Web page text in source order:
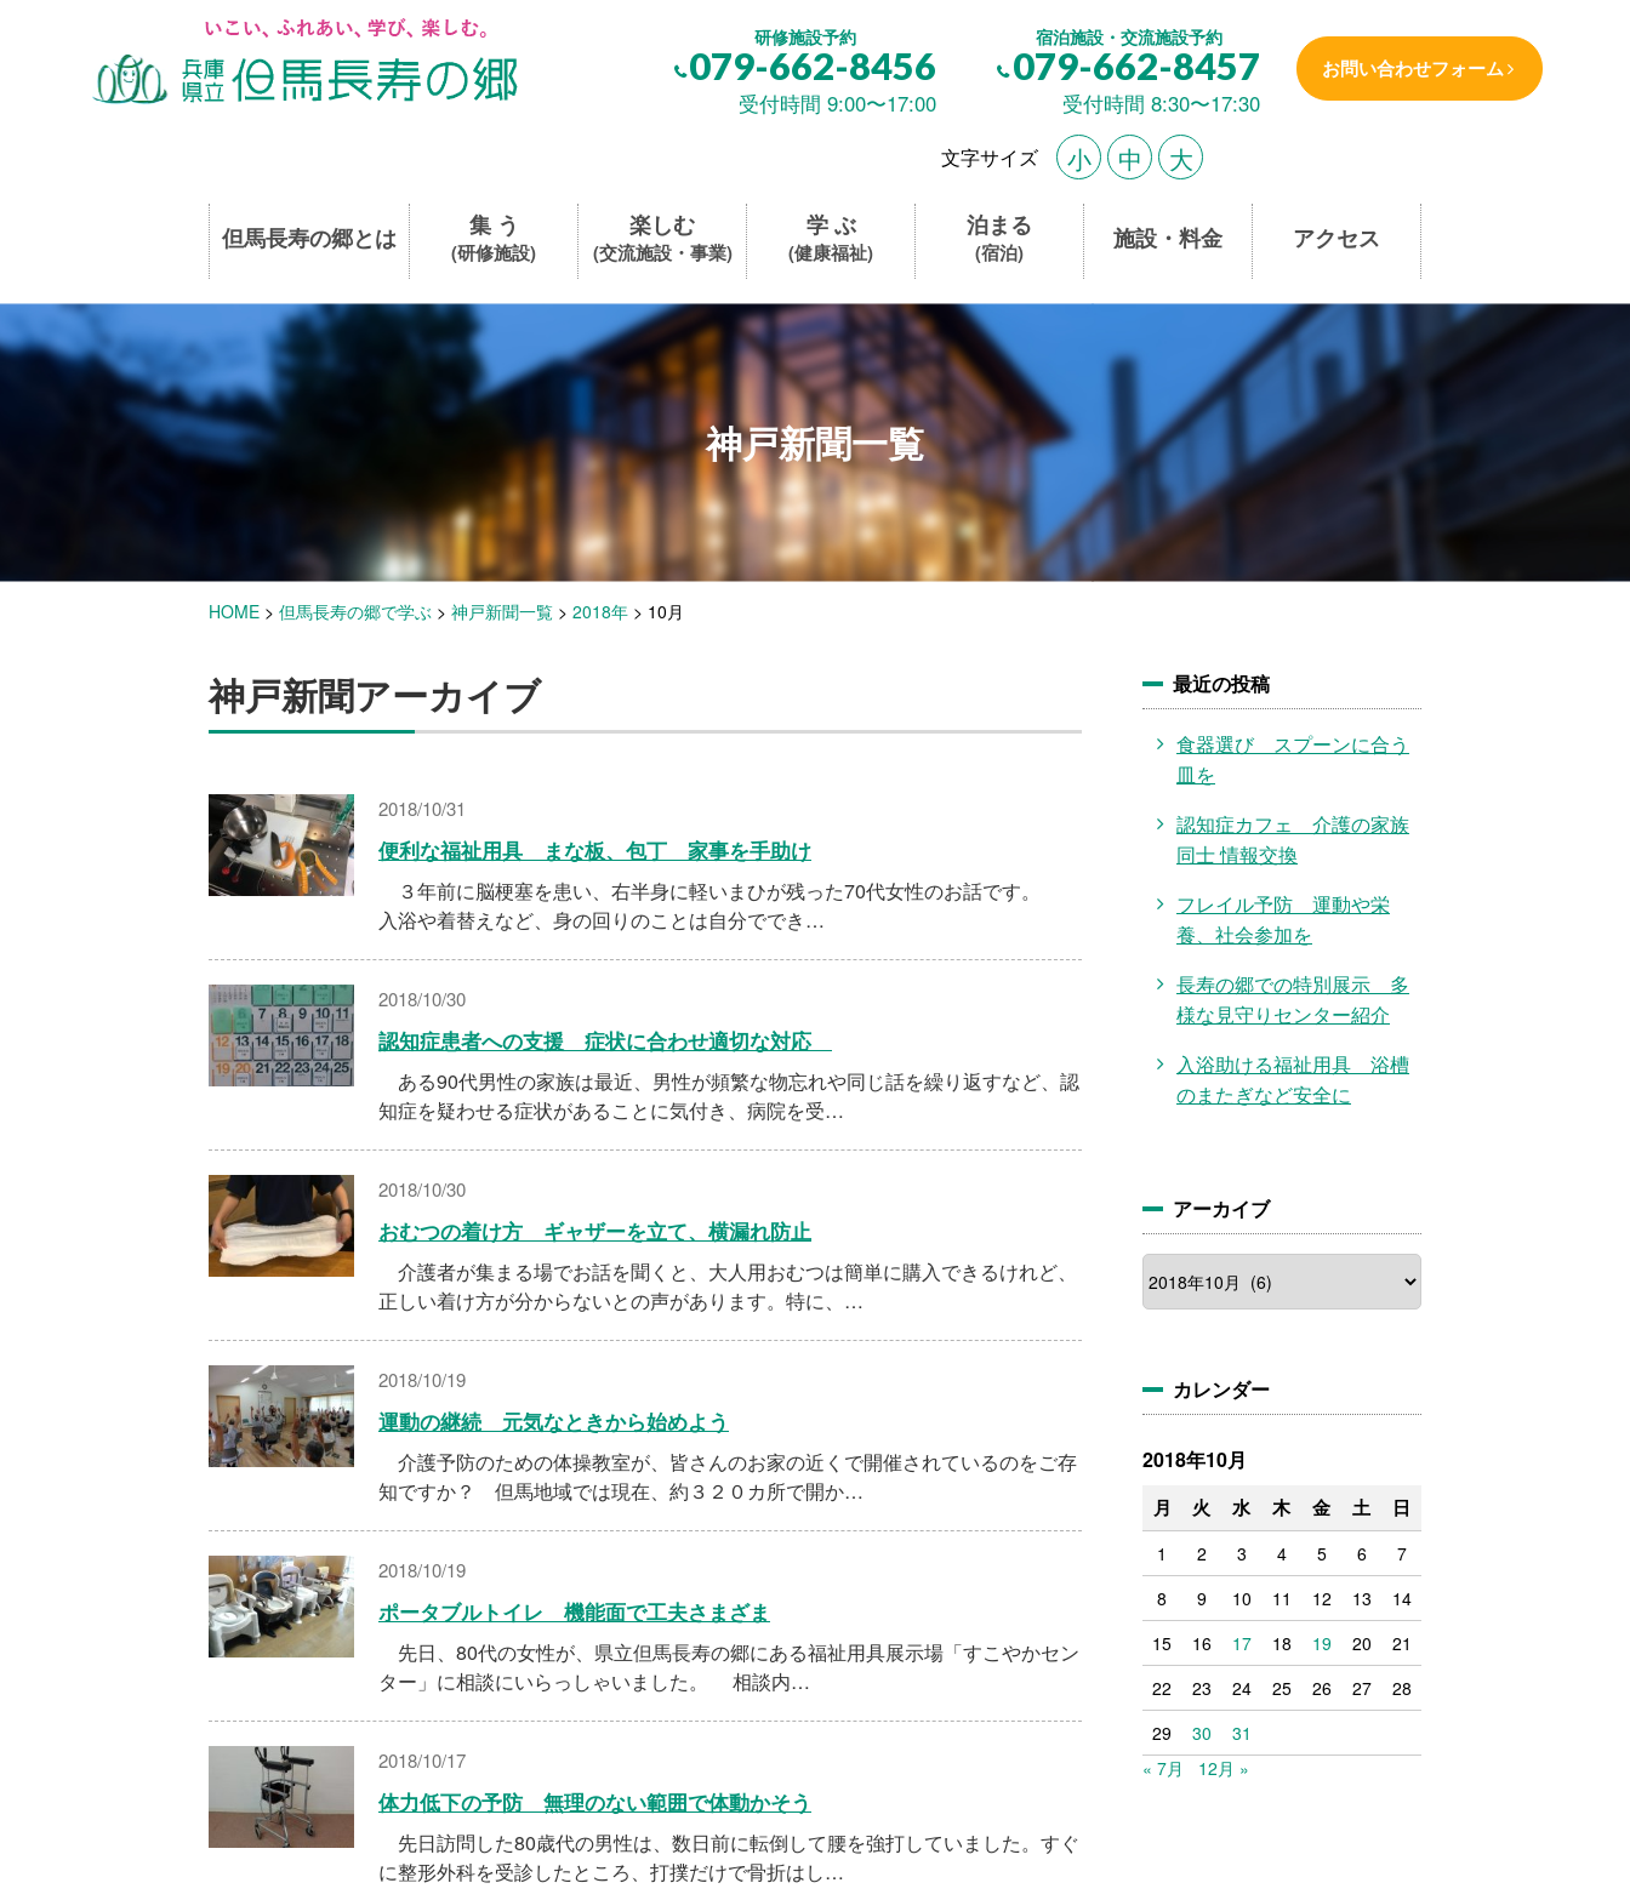
研修施設予約
079-662-8456
受付時間 9:00〜17:00
宿泊施設・交流施設予約
079-662-8457
受付時間 8:30〜17:30
お問い合わせフォーム
文字サイズ 小 中 大
但馬長寿の郷とは 集 う
(研修施設)
楽しむ
(交流施設・事業)
学 ぶ
(健康福祉)
泊まる
(宿泊) 施設・料金 アクセス
神戸新聞一覧
HOME > 但馬長寿の郷で学ぶ > 神戸新聞一覧 > 2018年 > 10月
神戸新聞アーカイブ
2018/10/31
便利な福祉用具 まな板、包丁 家事を手助け
３年前に脳梗塞を患い、右半身に軽いまひが残った70代女性のお話です。
入浴や着替えなど、身の回りのことは自分ででき…
2018/10/30
認知症患者への支援 症状に合わせ適切な対応
ある90代男性の家族は最近、男性が頻繁な物忘れや同じ話を繰り返すなど、認
知症を疑わせる症状があることに気付き、病院を受…
2018/10/30
おむつの着け方 ギャザーを立て、横漏れ防止
介護者が集まる場でお話を聞くと、大人用おむつは簡単に購入できるけれど、
正しい着け方が分からないとの声があります。特に、…
2018/10/19
運動の継続 元気なときから始めよう
介護予防のための体操教室が、皆さんのお家の近くで開催されているのをご存
知ですか？ 但馬地域では現在、約３２０カ所で開か…
2018/10/19
ポータブルトイレ 機能面で工夫さまざま
先日、80代の女性が、県立但馬長寿の郷にある福祉用具展示場「すこやかセン
ター」に相談にいらっしゃいました。 相談内…
2018/10/17
体力低下の予防 無理のない範囲で体動かそう
先日訪問した80歳代の男性は、数日前に転倒して腰を強打していました。すぐ
に整形外科を受診したところ、打撲だけで骨折はし…
最近の投稿
食器選び スプーンに合う
皿を
認知症カフェ 介護の家族
同士 情報交換
フレイル予防 運動や栄
養、社会参加を
長寿の郷での特別展示 多
様な見守りセンター紹介
入浴助ける福祉用具 浴槽
のまたぎなど安全に
アーカイブ
カレンダー
2018年10月
月 火 水 木 金 土 日
1 2 3 4 5 6
7
8
9 10 11 12 13
14
15
16 17 18 19 20
21
22
23 24 25 26 27
28
29
30
31
« 7月
12月 »